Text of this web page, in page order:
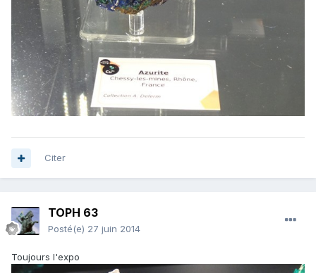
Citer
TOPH 63
Posté(e) 27 juin 2014
Toujours l'expo